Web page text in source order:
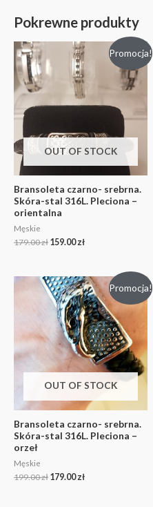
Pokrewne produkty
Promocja!
OUT OF STOCK
Bransoleta czarno- srebrna.
Skóra-stal 316L. Pleciona –
orientalna
Męskie
179.00zł 159.00zł
Promocja!
OUT OF STOCK
Bransoleta czarno- srebrna.
Skóra-stal 316L. Pleciona –
orzeł
Męskie
199.00zł 179.00zł